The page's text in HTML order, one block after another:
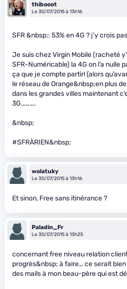
thibooot
Le 30/07/2015 à 13h16
SFR &nbsp;: 53% en 4G ? j’y crois
Je suis chez Virgin Mobile (racheté
SFR-Numéricable) la 4G on l’a nulle
ça que je compte partir! (alors
le réseau de Orange&nbsp;en plus
dans les grandes villes maintenant
3G……….
&nbsp;
#SFRÀRIEN&nbsp;
wolatuky
Le 30/07/2015 à 13h16
Et sinon, Free sans itinérance ?
Paladin_Fr
Le 30/07/2015 à 13h25
concernant free niveau relation
progrès&nbsp; à faire… ce serait bien
des mails à mon beau-père qui est